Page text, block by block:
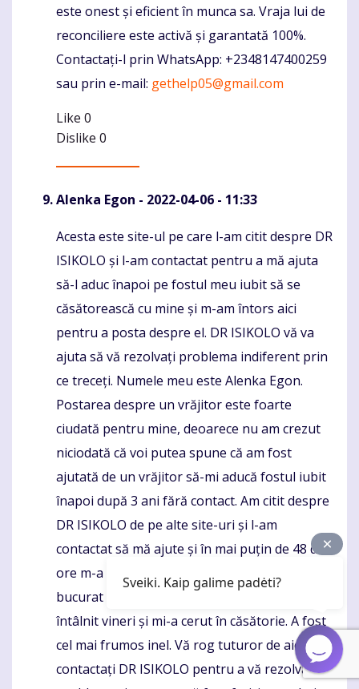
este onest și eficient în munca sa. Vraja lui de
reconciliere este activă și garantată 100%.
Contactați-l prin WhatsApp: +2348147400259
sau prin e-mail: gethelp05@gmail.com
Like 0
Dislike 0
Alenka Egon - 2022-04-06 - 11:33
Komentaras
Acesta este site-ul pe care l-am citit despre DR
ISIKOLO și l-am contactat pentru a mă ajuta
să-l aduc înapoi pe fostul meu iubit să se
căsătorească cu mine și m-am întors aici
pentru a posta despre el. DR ISIKOLO vă va
ajuta să vă rezolvați problema indiferent prin
ce treceți. Numele meu este Alenka Egon.
Postarea despre un vrăjitor este foarte
ciudată pentru mine, deoarece nu am crezut
niciodată că voi putea spune că am fost
ajutată de un vrăjitor să-mi aducă fostul iubit
înapoi după 3 ani fără contact. Am citit despre
DR ISIKOLO de pe alte site-uri și l-am
contactat să mă ajute și în mai puțin de 48 de
ore m-a sunat fostul meu iubit și m-am
bucurat că vrea să revină la mine. Ne-am
întâlnit vineri și mi-a cerut în căsătorie. A fost
cel mai frumos inel. Vă rog tuturor de aici,
contactați DR ISIKOLO pentru a vă rezolva
Sveiki. Kaip galime padėti?